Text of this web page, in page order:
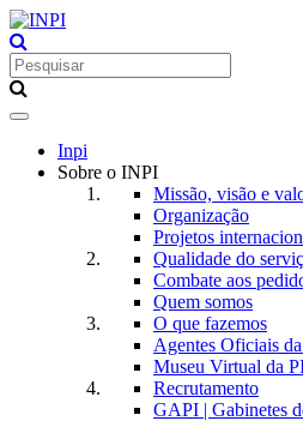
Toggle
navigation
Inpi
Sobre o INPI
Missão, visão e
Organização
Projetos
Qualidade do
Combate aos
Quem somos
O que fazemos
Agentes Oficiais
Museu Virtual da
Recrutamento
GAPI | Gabinetes